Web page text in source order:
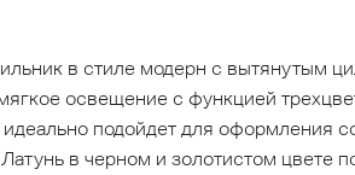
в стиле модерн с вытянутым
освещение с функцией
подойдет для оформления
в черном и золотистом цвете